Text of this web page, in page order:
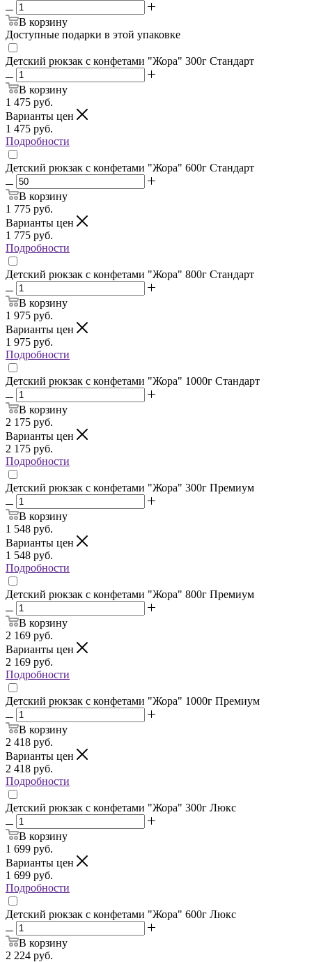
В корзину
Доступные подарки в этой упаковке
Детский рюкзак с конфетами "Жора" 300г Стандарт
В корзину
1 475 руб.
Варианты цен
1 475 руб.
Подробности
Детский рюкзак с конфетами "Жора" 600г Стандарт
В корзину
1 775 руб.
Варианты цен
1 775 руб.
Подробности
Детский рюкзак с конфетами "Жора" 800г Стандарт
В корзину
1 975 руб.
Варианты цен
1 975 руб.
Подробности
Детский рюкзак с конфетами "Жора" 1000г Стандарт
В корзину
2 175 руб.
Варианты цен
2 175 руб.
Подробности
Детский рюкзак с конфетами "Жора" 300г Премиум
В корзину
1 548 руб.
Варианты цен
1 548 руб.
Подробности
Детский рюкзак с конфетами "Жора" 800г Премиум
В корзину
2 169 руб.
Варианты цен
2 169 руб.
Подробности
Детский рюкзак с конфетами "Жора" 1000г Премиум
В корзину
2 418 руб.
Варианты цен
2 418 руб.
Подробности
Детский рюкзак с конфетами "Жора" 300г Люкс
В корзину
1 699 руб.
Варианты цен
1 699 руб.
Подробности
Детский рюкзак с конфетами "Жора" 600г Люкс
В корзину
2 224 руб.